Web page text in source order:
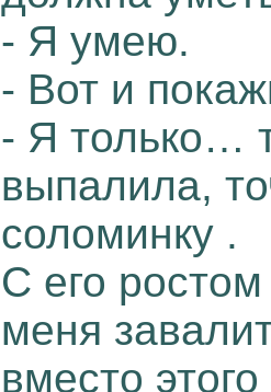
- Я умею.
- Вот и
- Я только…
выпалила,
соломинку .
С его
меня
вместо